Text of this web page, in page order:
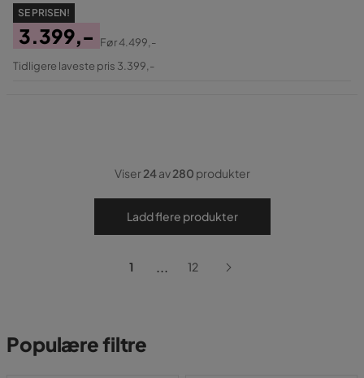
SE PRISEN!
Pris
3.399,-
Original
Før4.499,-
Tidligere laveste pris 3.399,-
Viser24av280 produkter
Ladd flere produkter
1 ... 12
Populære filtre